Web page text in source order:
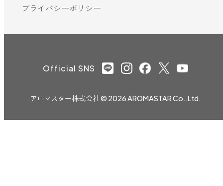
プライバシーポリシー
Official SNS
アロマスター株式会社© 2026 AROMASTAR Co.,Ltd.